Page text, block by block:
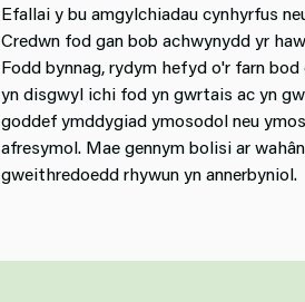
Efallai y bu amgylchiadau cynhyrfus
Credwn fod gan bob achwynydd yr
Fodd bynnag, rydym hefyd o'r farn
yn disgwyl ichi fod yn gwrtais ac yn
goddef ymddygiad ymosodol neu
afresymol. Mae gennym bolisi ar
gweithredoedd rhywun yn annerbyniol.